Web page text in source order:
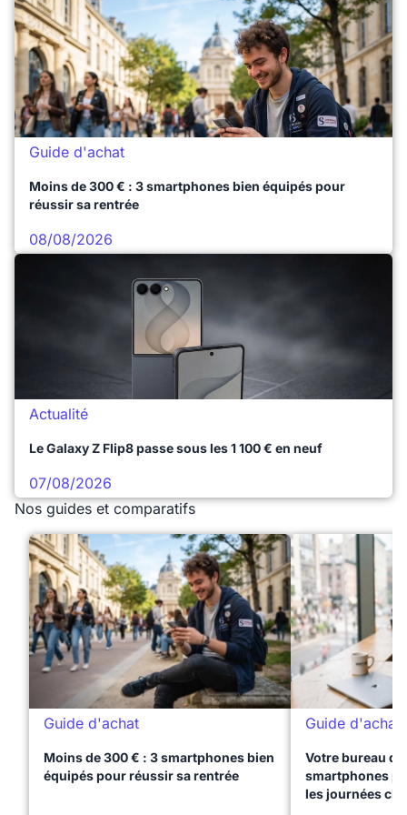
Guide d'achat
Moins de 300 € : 3 smartphones bien équipés pour
réussir sa rentrée
08/08/2026
Actualité
Le Galaxy Z Flip8 passe sous les 1 100 € en neuf
07/08/2026
Nos guides et comparatifs
Guide d'achat
Moins de 300 € : 3 smartphones bien
équipés pour réussir sa rentrée
Guide d'achat
Votre bureau
smartphones
les journées